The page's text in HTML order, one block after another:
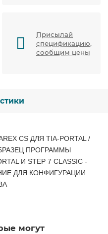
Присылай
спецификацию,
сообщим цены
CS ДЛЯ TIA-PORTAL /
ПРОГРАММЫ
И STEP 7 CLASSIC -
ДЛЯ КОНФИГУРАЦИИ
могут